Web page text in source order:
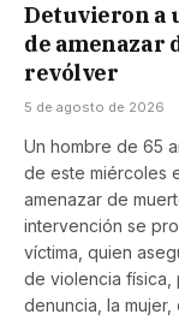
Detuvieron a
de amenazar
revólver
5 de agosto de 2026
Un hombre de 65
de este miércoles
amenazar de
intervención se
víctima, quien
de violencia física,
denuncia, la